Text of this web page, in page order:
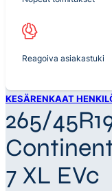
Reagoiva asiakastuki
KESÄRENKAAT
265/
7 XL EVc